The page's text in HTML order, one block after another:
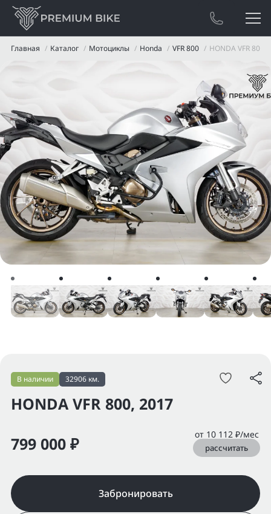
Главная Каталог Мотоциклы Honda VFR 800 HONDA VFR 800
HONDA VFR 800, 2017
В наличии 32906 км.
799 000 ₽ от 10 112 ₽/мес
рассчитать
Забронировать